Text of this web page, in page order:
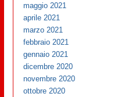
maggio 2021
aprile 2021
marzo 2021
febbraio 2021
gennaio 2021
dicembre 2020
novembre 2020
ottobre 2020